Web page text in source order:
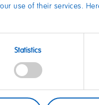
use of their services.
StatisticsNährwerte
Nährwerte
Energie: